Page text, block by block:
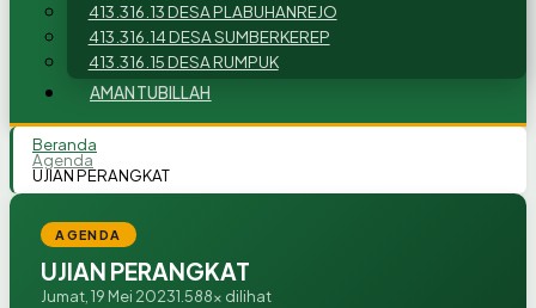
413.316.13 DESA PLABUHANREJO
413.316.14 DESA SUMBERKEREP
413.316.15 DESA RUMPUK
AMANTUBILLAH
Beranda
Agenda
UJIAN PERANGKAT
AGENDA
UJIAN PERANGKAT
Jumat, 19 Mei 20231.588x dilihat